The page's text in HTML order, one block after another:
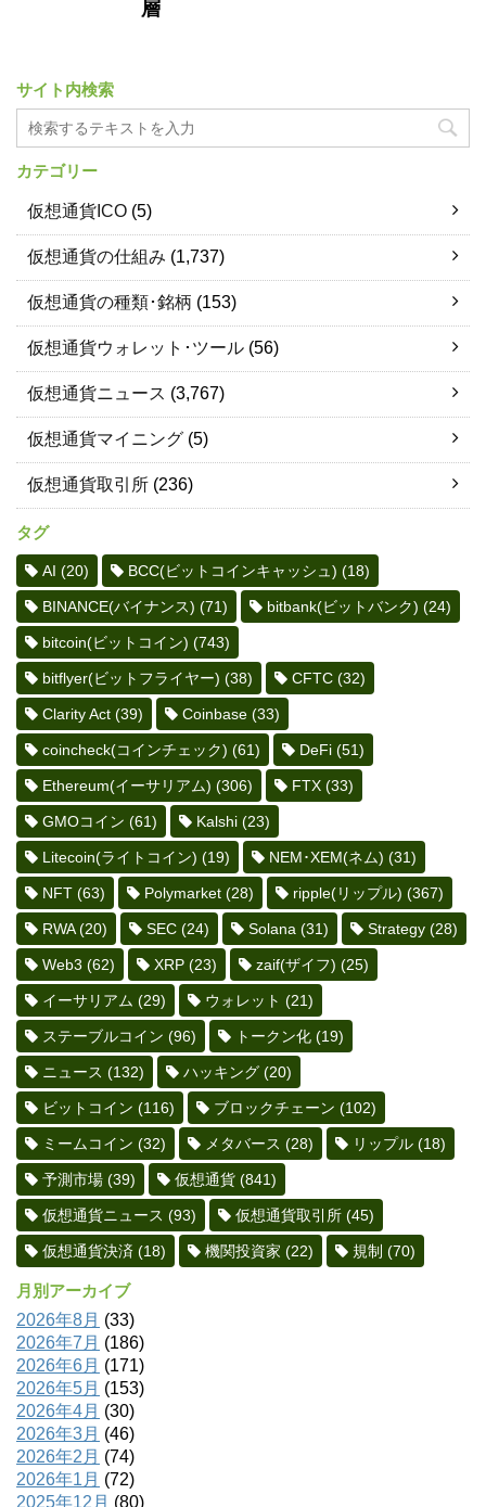
層
サイト内検索
カテゴリー
仮想通貨ICO (5)
仮想通貨の仕組み (1,737)
仮想通貨の種類･銘柄 (153)
仮想通貨ウォレット･ツール (56)
仮想通貨ニュース (3,767)
仮想通貨マイニング (5)
仮想通貨取引所 (236)
タグ
AI (20) BCC(ビットコインキャッシュ) (18)
BINANCE(バイナンス) (71) bitbank(ビットバンク) (24)
bitcoin(ビットコイン) (743)
bitflyer(ビットフライヤー) (38) CFTC (32)
Clarity Act (39) Coinbase (33)
coincheck(コインチェック) (61) DeFi (51)
Ethereum(イーサリアム) (306) FTX (33)
GMOコイン (61) Kalshi (23)
Litecoin(ライトコイン) (19) NEM･XEM(ネム) (31)
NFT (63) Polymarket (28) ripple(リップル) (367)
RWA(20) SEC (24) Solana (31) Strategy (28)
Web3 (62) XRP (23) zaif(ザイフ) (25)
イーサリアム (29) ウォレット (21)
ステーブルコイン (96) トークン化 (19)
ニュース (132) ハッキング (20)
ビットコイン (116) ブロックチェーン (102)
ミームコイン (32) メタバース (28) リップル (18)
予測市場 (39) 仮想通貨 (841)
仮想通貨ニュース (93) 仮想通貨取引所 (45)
仮想通貨決済 (18) 機関投資家 (22) 規制 (70)
月別アーカイブ
2026年8月 (33)
2026年7月 (186)
2026年6月 (171)
2026年5月 (153)
2026年4月 (30)
2026年3月 (46)
2026年2月 (74)
2026年1月 (72)
2025年12月 (80)